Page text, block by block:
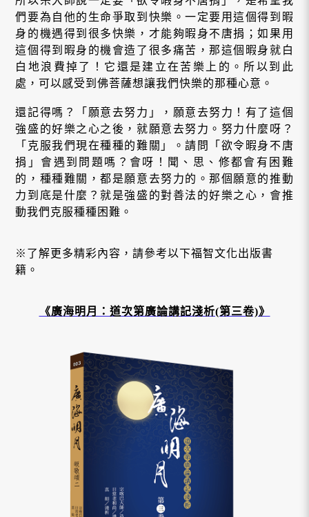
們要為自他的生命爭取到快樂。一定要用這個得到暇
身的機遇得到很多快樂，才能夠暇身不唐捐；如果用
這個得到暇身的機會造了很多痛苦，那這個暇身就白
白地浪費掉了！它還是建立在苦樂上的。所以到此
處，可以感受到佛菩薩想讓我們快樂的那種心意。
還記得嗎？「願意去努力」，願意去努力！有了這個
強盛的好樂之心之後，就願意去努力。努力什麼呀？
「克服我們現在種種的難關」。請問「欲令暇身不唐
捐」會遇到問題嗎？會呀！聞、思、修都會有困難
的，種種難關，都是願意去努力的。那個願意的推動
力到底是什麼？就是強盛的對善法的好樂之心，會推
動我們克服種種困難。
※了解更多精彩內容，請參考以下福智文化出版書
籍。
《廣海明月：道次第廣論講記淺析(第三卷)》